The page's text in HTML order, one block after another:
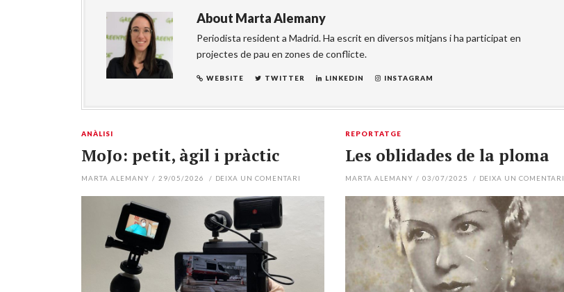
About Marta Alemany
Periodista resident a Madrid. Ha escrit en diversos mitjans i ha participat en
projectes de pau en zones de conflicte.
WEBSITE TWITTER LINKEDIN INSTAGRAM
ANÀLISI
MoJo: petit, àgil i pràctic
MARTA ALEMANY / 29/05/2026 / DEIXA UN COMENTARI
REPORTATGE
Les oblidades de la ploma
MARTA ALEMANY / 03/07/2025 / DEIXA UN COMENTARI